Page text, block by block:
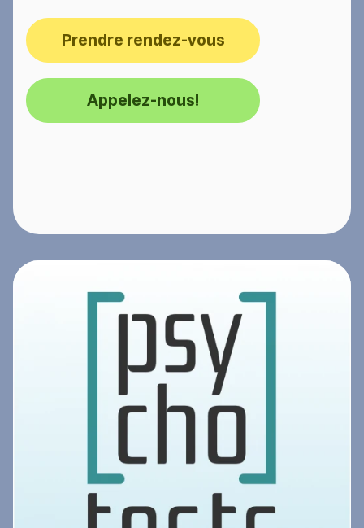
Prendre rendez-vous
Appelez-nous!